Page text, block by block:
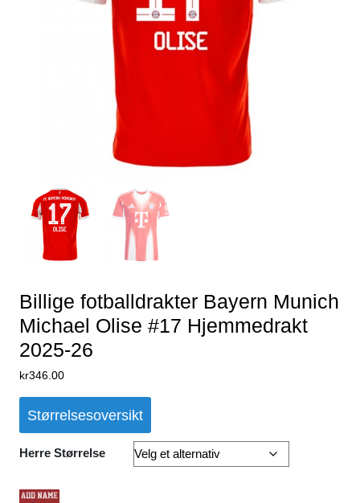
Billige fotballdrakter Bayern Munich
Michael Olise #17 Hjemmedrakt
2025-26
kr346.00
Størrelsesoversikt
Herre Størrelse